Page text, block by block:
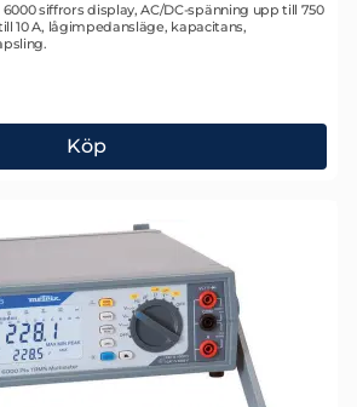
siffrors display, AC/DC-spänning upp till 750
10 A, lågimpedansläge, kapacitans,
Köp
MTX 203 Multimeter